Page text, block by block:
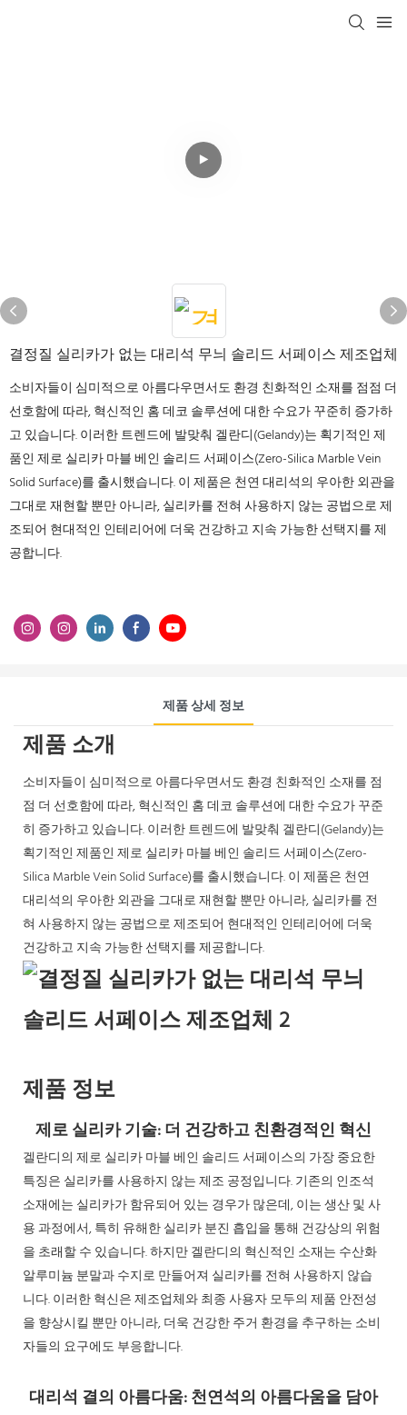
결정질 실리카가 없는 대리석 무늬 솔리드 서페이스 제조업체
소비자들이 심미적으로 아름다우면서도 환경 친화적인 소재를 점점 더
선호함에 따라, 혁신적인 홈 데코 솔루션에 대한 수요가 꾸준히 증가하
고 있습니다. 이러한 트렌드에 발맞춰 겔란디(Gelandy)는 획기적인 제
품인 제로 실리카 마블 베인 솔리드 서페이스(Zero-Silica Marble Vein
Solid Surface)를 출시했습니다. 이 제품은 천연 ​​대리석의 우아한 외관을
그대로 재현할 뿐만 아니라, 실리카를 전혀 사용하지 않는 공법으로 제
조되어 현대적인 인테리어에 더욱 건강하고 지속 가능한 선택지를 제
공합니다.
제품 상세 정보
제품 소개
소비자들이 심미적으로 아름다우면서도 환경 친화적인 소재를 점
점 더 선호함에 따라, 혁신적인 홈 데코 솔루션에 대한 수요가 꾸준
히 증가하고 있습니다. 이러한 트렌드에 발맞춰 겔란디(Gelandy)는
획기적인 제품인 제로 실리카 마블 베인 솔리드 서페이스(Zero-
Silica Marble Vein Solid Surface)를 출시했습니다. 이 제품은 천연 ​​
대리석의 우아한 외관을 그대로 재현할 뿐만 아니라, 실리카를 전
혀 사용하지 않는 공법으로 제조되어 현대적인 인테리어에 더욱
건강하고 지속 가능한 선택지를 제공합니다.
제품 정보
제로 실리카 기술: 더 건강하고 친환경적인 혁신
겔란디의 제로 실리카 마블 베인 솔리드 서페이스의 가장 중요한
특징은 실리카를 사용하지 않는 제조 공정입니다. 기존의 인조석
소재에는 실리카가 함유되어 있는 경우가 많은데, 이는 생산 및 사
용 과정에서, 특히 유해한 실리카 분진 흡입을 통해 건강상의 위험
을 초래할 수 있습니다. 하지만 겔란디의 혁신적인 소재는 수산화
알루미늄 분말과 수지로 만들어져 실리카를 전혀 사용하지 않습
니다. 이러한 혁신은 제조업체와 최종 사용자 모두의 제품 안전성
을 향상시킬 뿐만 아니라, 더욱 건강한 주거 환경을 추구하는 소비
자들의 요구에도 부응합니다.
대리석 결의 아름다움: 천연석의 아름다움을 담아